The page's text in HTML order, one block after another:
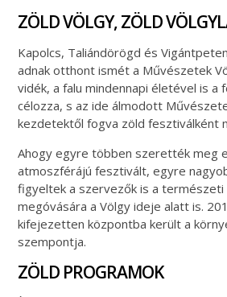
ZÖLD VÖLGY, ZÖLD
Kapolcs, Taliándörögd és
adnak otthont ismét a Művészetek
vidék, a falu mindennapi életével is
célozza, s az ide álmodott
kezdetektől fogva zöld fesztiválként
Ahogy egyre többen szerették meg
atmoszférájú fesztivált, egyre
figyeltek a szervezők is a
megóvására a Völgy ideje alatt is.
kifejezetten központba került a
szempontja.
ZÖLD PROGRAMOK